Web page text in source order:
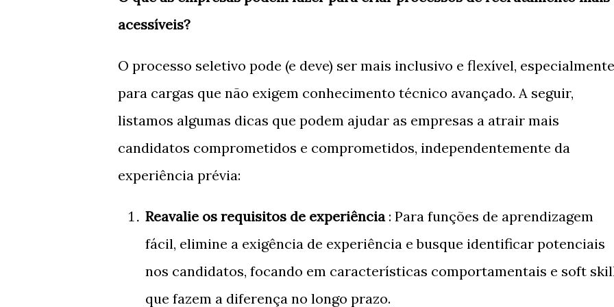
acessíveis?
O processo seletivo pode (e deve) ser mais inclusivo e flexível, especialmente
para cargas que não exigem conhecimento técnico avançado. A seguir,
listamos algumas dicas que podem ajudar as empresas a atrair mais
candidatos comprometidos e comprometidos, independentemente da
experiência prévia:
Reavalie os requisitos de experiência: Para funções de aprendizagem
fácil, elimine a exigência de experiência e busque identificar potenciais
nos candidatos, focando em características comportamentais e soft
que fazem a diferença no longo prazo.